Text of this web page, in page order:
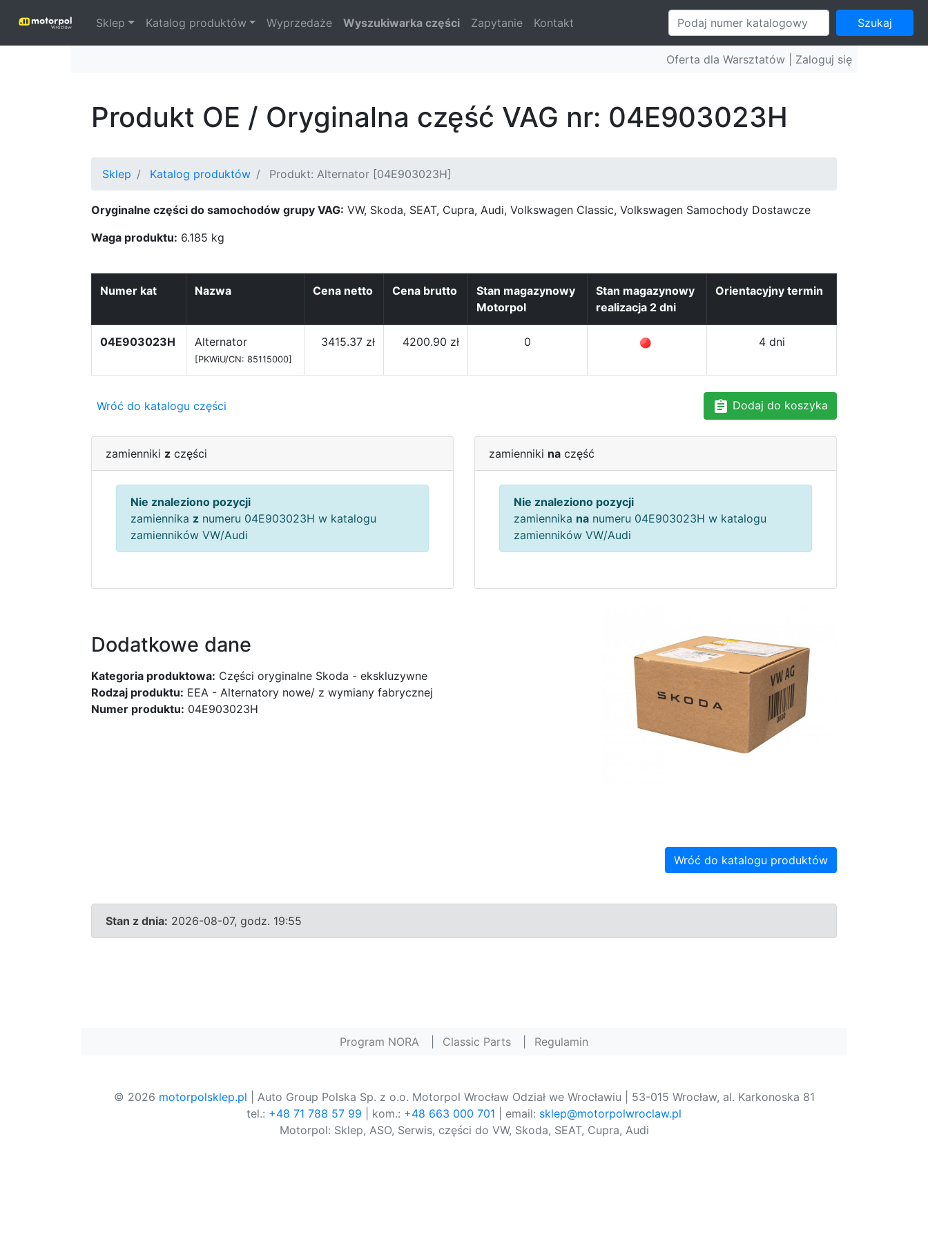
Sklep Katalog produktów Wyprzedaże Wyszukiwarka części Zapytanie Kontakt Szukaj
Oferta dla Warsztatów | Zaloguj się
Produkt OE / Oryginalna część VAG nr: 04E903023H
Sklep Katalog produktów Produkt: Alternator [04E903023H]
Oryginalne części do samochodów grupy VAG: VW, Skoda, SEAT, Cupra, Audi, Volkswagen Classic, Volkswagen Samochody Dostawcze
Waga produktu: 6.185 kg
Numer kat Nazwa Cena netto Cena brutto
Stan magazynowy
Motorpol
Stan magazynowy
realizacja 2 dni
Orientacyjny termin
04E903023H Alternator
[PKWiU/CN: 85115000]
3415.37 zł 4200.90 zł 0 4 dni
Wróć do katalogu części Dodaj do koszyka
zamienniki z części
Nie znaleziono pozycji
zamiennika z numeru 04E903023H w katalogu
zamienników VW/Audi
zamienniki na część
Nie znaleziono pozycji
zamiennika na numeru 04E903023H w katalogu
zamienników VW/Audi
Dodatkowe dane
Kategoria produktowa: Części oryginalne Skoda - ekskluzywne
Rodzaj produktu: EEA - Alternatory nowe/ z wymiany fabrycznej
Numer produktu: 04E903023H
Wróć do katalogu produktów
Stan z dnia: 2026-08-07, godz. 19:55
Program NORA Classic Parts Regulamin
© 2026 motorpolsklep.pl | Auto Group Polska Sp. z o.o. Motorpol Wrocław Odział we Wrocławiu | 53-015 Wrocław, al. Karkonoska 81
tel.: +48 71 788 57 99 | kom.: +48 663 000 701 | email: sklep@motorpolwroclaw.pl
Motorpol: Sklep, ASO, Serwis, części do VW, Skoda, SEAT, Cupra, Audi